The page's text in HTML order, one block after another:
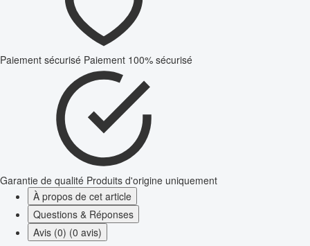
Paiement sécurisé Paiement 100% sécurisé
Garantie de qualité Produits d'origine uniquement
À propos de cet article
Questions & Réponses
Avis (0) (0 avis)